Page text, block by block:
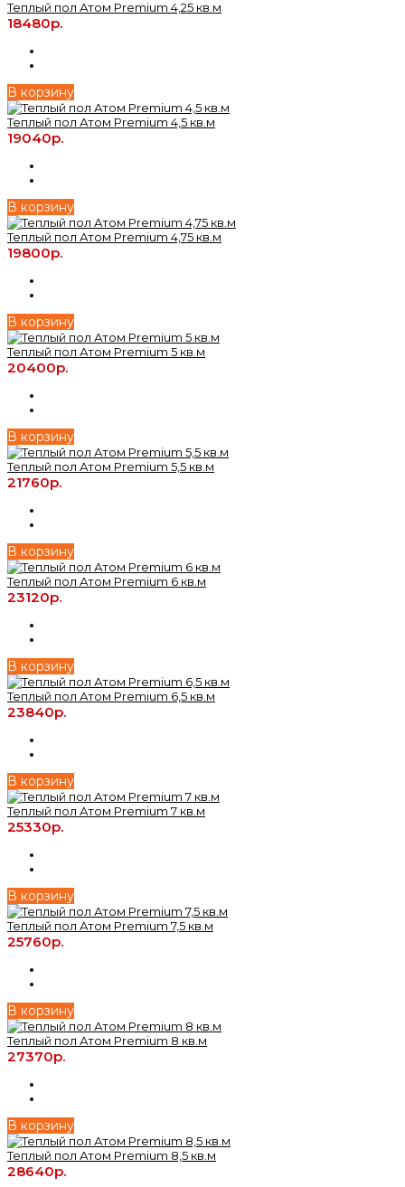
Теплый пол Атом Premium 4,25 кв.м
18480р.
В корзину
Теплый пол Атом Premium 4,5 кв.м
19040р.
В корзину
Теплый пол Атом Premium 4,75 кв.м
19800р.
В корзину
Теплый пол Атом Premium 5 кв.м
20400р.
В корзину
Теплый пол Атом Premium 5,5 кв.м
21760р.
В корзину
Теплый пол Атом Premium 6 кв.м
23120р.
В корзину
Теплый пол Атом Premium 6,5 кв.м
23840р.
В корзину
Теплый пол Атом Premium 7 кв.м
25330р.
В корзину
Теплый пол Атом Premium 7,5 кв.м
25760р.
В корзину
Теплый пол Атом Premium 8 кв.м
27370р.
В корзину
Теплый пол Атом Premium 8,5 кв.м
28640р.